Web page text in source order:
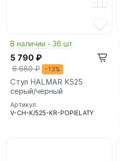
В наличии - 36 шт
5 790 ₽
6 680 ₽ -13%
Стул HALMAR K525
серый/черный
Артикул:
V-CH-K/525-KR-POPIELATY